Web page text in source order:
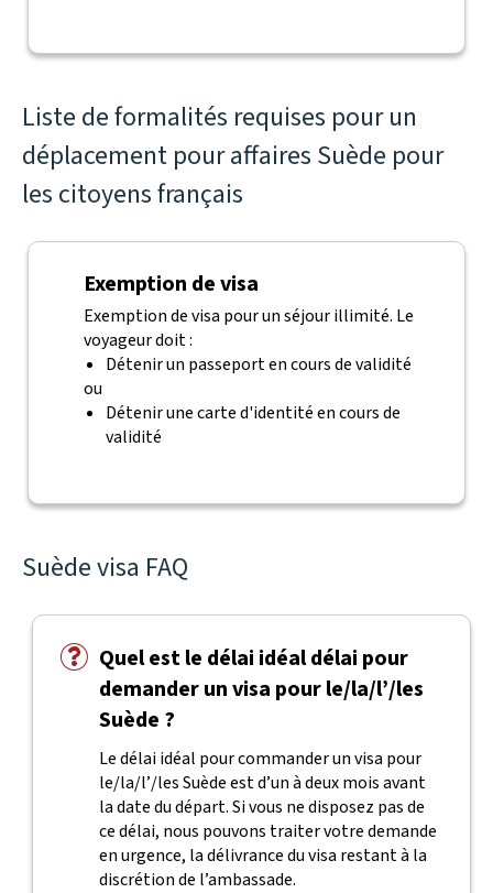
Liste de formalités requises pour un
déplacement pour affaires Suède pour
les citoyens français
Exemption de visa
Exemption de visa pour un séjour illimité. Le
voyageur doit :
Détenir un passeport en cours de validité
ou
Détenir une carte d'identité en cours de
validité
Suède visa FAQ
Quel est le délai idéal délai pour
demander un visa pour le/la/l’/les
Suède ?
Le délai idéal pour commander un visa pour
le/la/l’/les Suède est d’un à deux mois avant
la date du départ. Si vous ne disposez pas de
ce délai, nous pouvons traiter votre demande
en urgence, la délivrance du visa restant à la
discrétion de l’ambassade.